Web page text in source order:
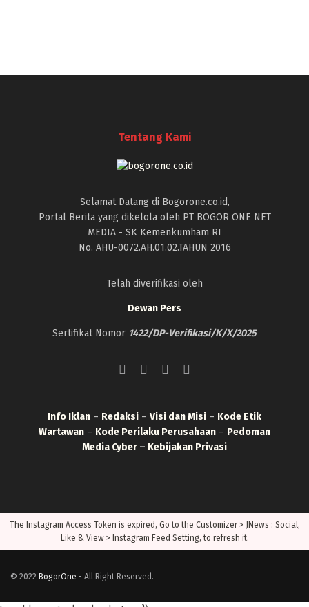
Tentang Kami
Selamat Datang di Bogorone.co.id,
Portal Berita yang dikelola oleh PT BOGOR ONE NET
MEDIA - SK Kemenkumham RI
No. AHU-0072.AH.01.02.TAHUN 2016
Telah diverifikasi oleh
Dewan Pers
Sertifikat Nomor 1422/DP-Verifikasi/K/X/2025
Info Iklan – Redaksi – Visi dan Misi – Kode Etik
Wartawan – Kode Perilaku Perusahaan – Pedoman
Media Cyber – Kebijakan Privasi
The Instagram Access Token is expired, Go to the Customizer > JNews : Social,
Like & View > Instagram Feed Setting, to refresh it.
© 2022 BogorOne - All Right Reserved.